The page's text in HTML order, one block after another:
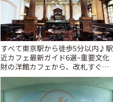
すべて東京駅から徒歩5分以内♪駅
近カフェ最新ガイド6選~重要文化
財の洋館カフェから、改札すぐの
レトロ喫茶まで~ | ことりっぷ